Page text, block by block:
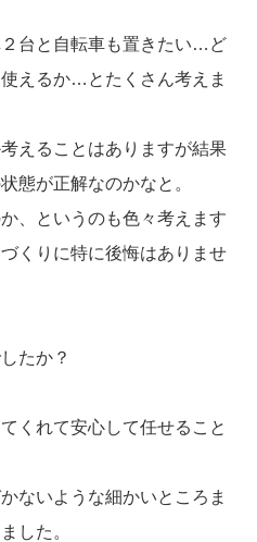
台と自転車も置きたい…ど
えるか…とたくさん考えま
えることはありますが結果
態が正解なのかなと。
、というのも色々考えます
くりに特に後悔はありませ
たか？
くれて安心して任せること
ないような細かいところま
した。